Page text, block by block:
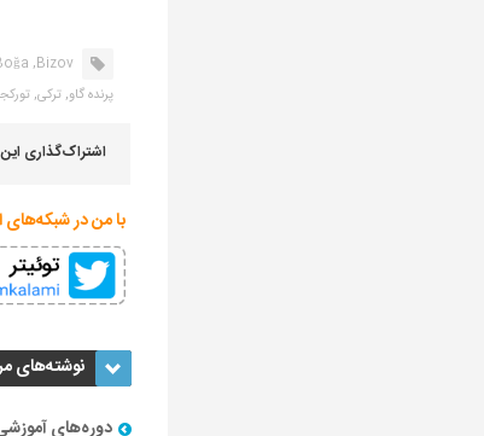
Bizov,
پرنده گاو,ترکی,
اشتراک‌گذاری
با من در شبکه‌های
نوشته‌های
دوره‌های